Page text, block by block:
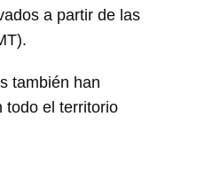
a partir de las
también han
todo el territorio